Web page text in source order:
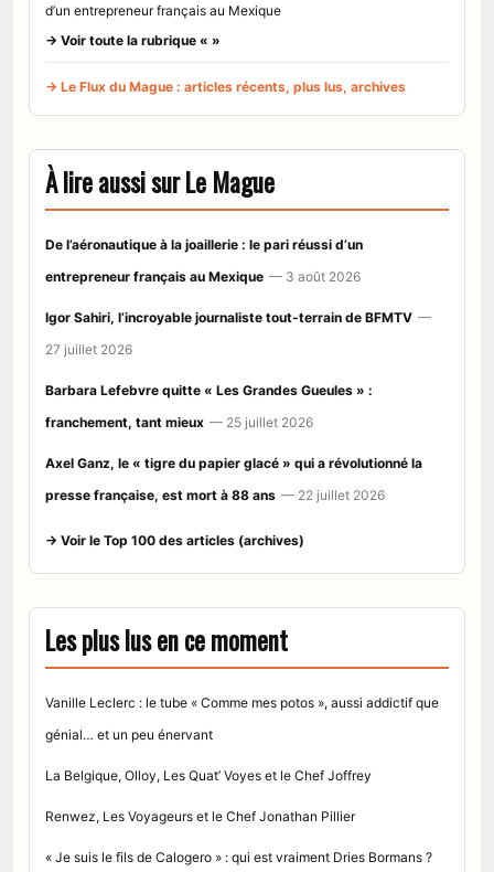
d’un entrepreneur français au Mexique
→ Voir toute la rubrique « »
→ Le Flux du Mague : articles récents, plus lus, archives
À lire aussi sur Le Mague
De l’aéronautique à la joaillerie : le pari réussi d’un
entrepreneur français au Mexique — 3 août 2026
Igor Sahiri, l’incroyable journaliste tout-terrain de BFMTV —
27 juillet 2026
Barbara Lefebvre quitte « Les Grandes Gueules » :
franchement, tant mieux — 25 juillet 2026
Axel Ganz, le « tigre du papier glacé » qui a révolutionné la
presse française, est mort à 88 ans — 22 juillet 2026
→ Voir le Top 100 des articles (archives)
Les plus lus en ce moment
Vanille Leclerc : le tube « Comme mes potos », aussi addictif que
génial… et un peu énervant
La Belgique, Olloy, Les Quat’ Voyes et le Chef Joffrey
Renwez, Les Voyageurs et le Chef Jonathan Pillier
« Je suis le fils de Calogero » : qui est vraiment Dries Bormans ?